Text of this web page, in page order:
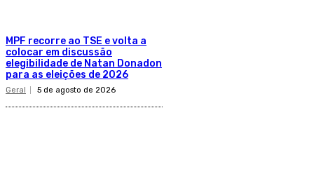
MPF recorre ao TSE e volta a
colocar em discussão
elegibilidade de Natan Donadon
para as eleições de 2026
Geral 5 de agosto de 2026